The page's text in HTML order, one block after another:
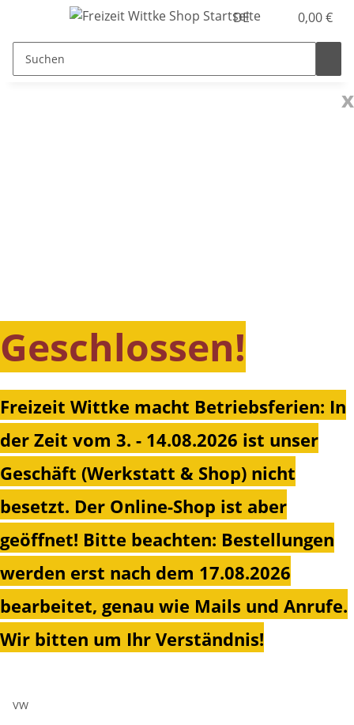
DE 0,00 €
x
Geschlossen!
Freizeit Wittke macht Betriebsferien: In
der Zeit vom 3. - 14.08.2026 ist unser
Geschäft (Werkstatt & Shop) nicht
besetzt. Der Online-Shop ist aber
geöffnet! Bitte beachten: Bestellungen
werden erst nach dem 17.08.2026
bearbeitet, genau wie Mails und Anrufe.
Wir bitten um Ihr Verständnis!
VW